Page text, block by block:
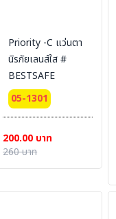
Priority -C แว่นตา
นิรภัยเลนส์ใส #
BESTSAFE
05-1301
200.00 บาท
260 บาท